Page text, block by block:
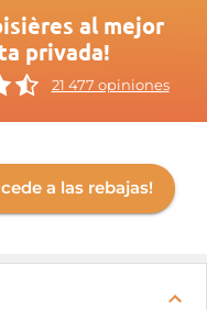
al mejor
privada!
21 477 opiniones
a las rebajas!